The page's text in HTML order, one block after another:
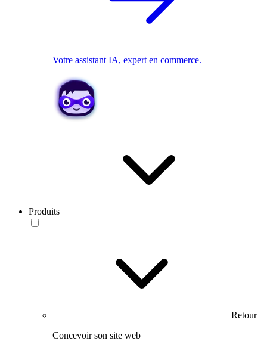
Votre assistant IA, expert en commerce.
Produits
Retour
Concevoir son site web